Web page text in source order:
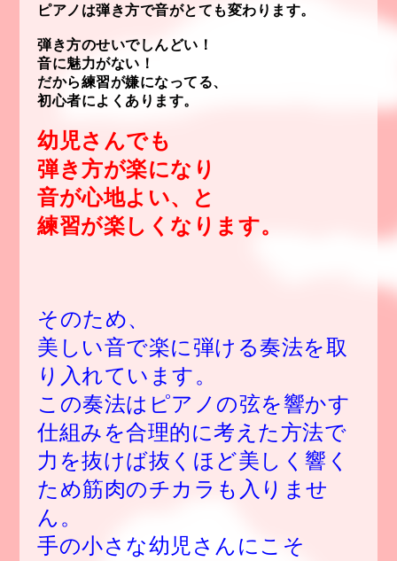
ピアノは弾き方で音がとても変わります。
弾き方のせいでしんどい！
音に魅力がない！
だから練習が嫌になってる、
初心者によくあります。
幼児さんでも
弾き方が楽になり
音が心地よい、と
練習が楽しくなります。
そのため、
美しい音で楽に弾ける奏法を取
り入れています。
この奏法はピアノの弦を響かす
仕組みを合理的に考えた方法で
力を抜けば抜くほど美しく響く
ため筋肉のチカラも入りませ
ん。
手の小さな幼児さんにこそ